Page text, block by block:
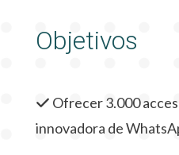
Objetivos
Ofrecer 3.000
innovadora de